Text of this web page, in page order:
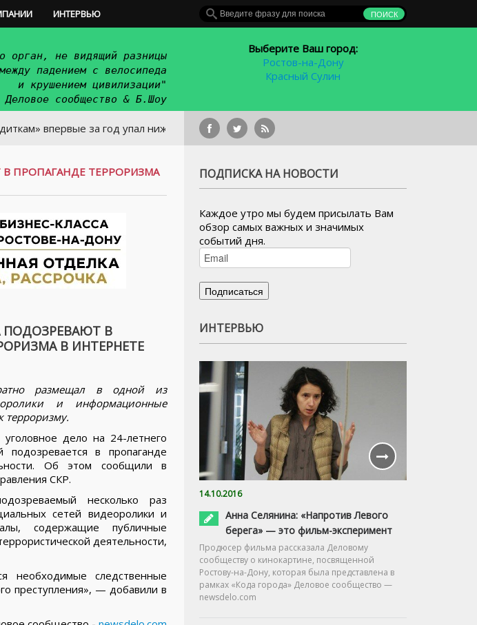
ИНТЕРВЬЮ
орган, не видящий разницы
между падением с велосипеда
и крушением цивилизации"
Деловое сообщество & Б.Шоу
Выберите Ваш город:
Ростов-на-Дону
Красный Сулин
за год упал ниже 50 тыс. рублей
ПРОПАГАНДЕ ТЕРРОРИЗМА
ПОДОЗРЕВАЮТ В
В ИНТЕРНЕТЕ
размещал в одной из
и информационные
дело на 24-летнего
подозревается в пропаганде
Об этом сообщили в
СКР.
несколько раз
сетей видеоролики и
содержащие публичные
деятельности,
необходимые следственные
преступления», — добавили в
ПОДПИСКА НА НОВОСТИ
Каждое утро мы будем присылать Вам
обзор самых важных и значимых
событий дня.
ИНТЕРВЬЮ
14.10.2016
Анна Селянина: «Напротив Левого
берега» — это фильм-эксперимент
Продюсер фильма рассказала Деловому
сообществу о кинокартине, посвященной
Ростову-на-Дону, которая была представлена в
рамках «Кода города» Деловое сообщество —
newsdelo.com